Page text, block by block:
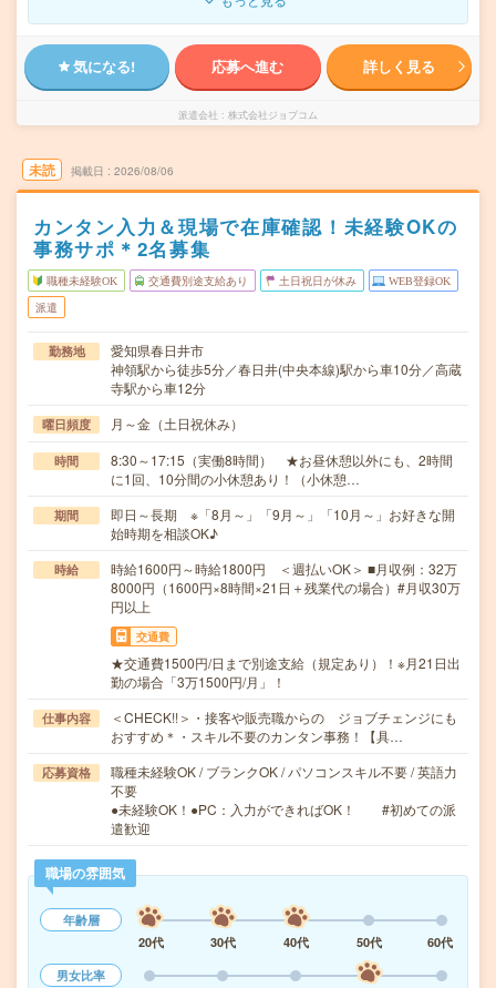
気になる! 応募へ進む 詳しく見る
派遣会社 株式会社ジョブコム
未読 掲載日 2026/08/06
カンタン入力＆現場で在庫確認！未経験OKの
事務サポ＊2名募集
職種未経験OK 交通費別途支給あり 土日祝日が休み WEB登録OK
派遣
勤務地
愛知県春日井市
神領駅から徒歩5分／春日井(中央本線)駅から車10分／高蔵
寺駅から車12分
曜日頻度 月～金（土日祝休み）
時間
8:30～17:15（実働8時間） ★お昼休憩以外にも、2時間
に1回、10分間の小休憩あり！（小休憩…
期間
即日～長期 ※「8月～」「9月～」「10月～」お好きな開
始時期を相談OK♪
時給
時給1600円～時給1800円 ＜週払いOK＞ ■月収例：32万
8000円（1600円×8時間×21日＋残業代の場合）#月収30万
円以上
交通費
★交通費1500円/日まで別途支給（規定あり）！※月21日出
勤の場合「3万1500円/月」！
仕事内容
＜CHECK!!＞・接客や販売職からの ジョブチェンジにも
おすすめ＊・スキル不要のカンタン事務！【具…
応募資格
職種未経験OK / ブランクOK / パソコンスキル不要 / 英語力
不要
●未経験OK！●PC：入力ができればOK！ #初めての派
遣歓迎
職場の雰囲気
年齢層
20代
30代 40代 50代
60代
男女比率